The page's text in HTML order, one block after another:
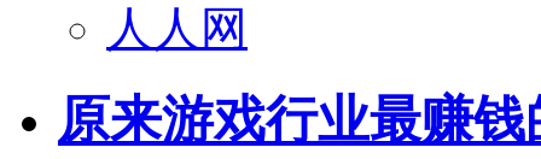
人人网
原来游戏行业最赚